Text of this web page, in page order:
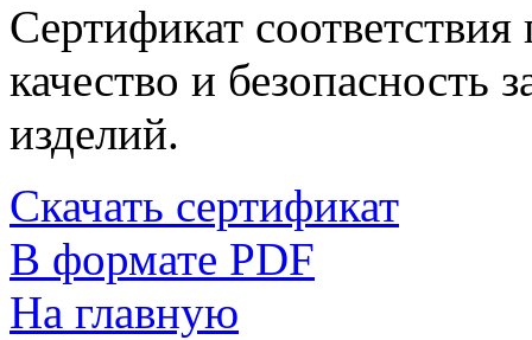
Сертификат
качество и безопасность
изделий.
Скачать сертификат
В формате PDF
На главную